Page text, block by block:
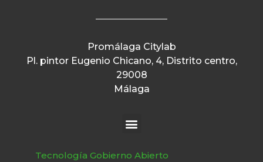
Promálaga Citylab
Pl. pintor Eugenio Chicano, 4, Distrito centro,
29008
Málaga
Tecnología Gobierno Abierto